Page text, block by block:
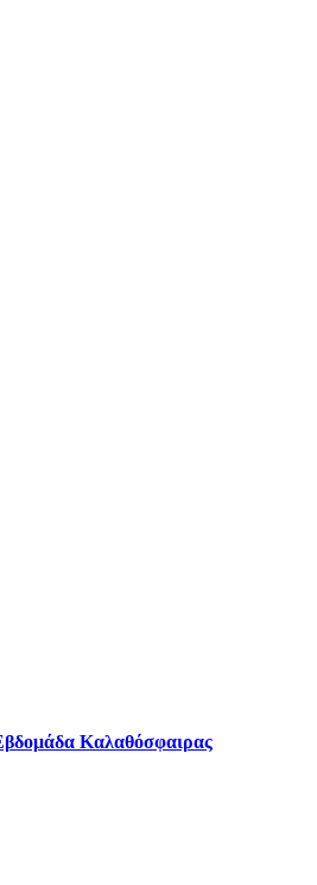
Καλαθόσφαιρας